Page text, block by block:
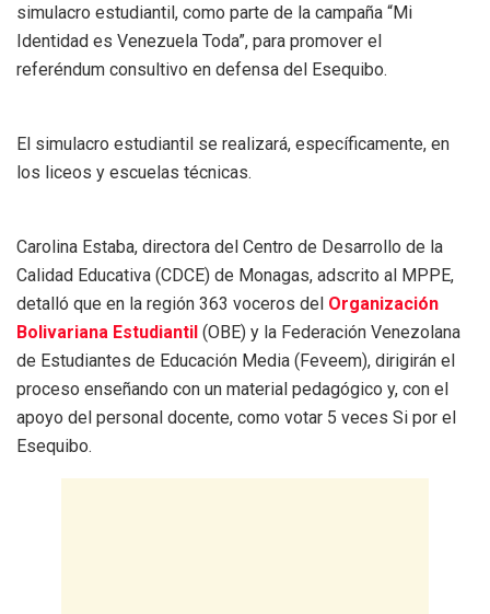
simulacro estudiantil, como parte de la campaña “Mi
Identidad es Venezuela Toda”, para promover el
referéndum consultivo en defensa del Esequibo.
El simulacro estudiantil se realizará, específicamente, en
los liceos y escuelas técnicas.
Carolina Estaba, directora del Centro de Desarrollo de la
Calidad Educativa (CDCE) de Monagas, adscrito al MPPE,
detalló que en la región 363 voceros del Organización
Bolivariana Estudiantil (OBE) y la Federación Venezolana
de Estudiantes de Educación Media (Feveem), dirigirán el
proceso enseñando con un material pedagógico y, con el
apoyo del personal docente, como votar 5 veces Si por el
Esequibo.